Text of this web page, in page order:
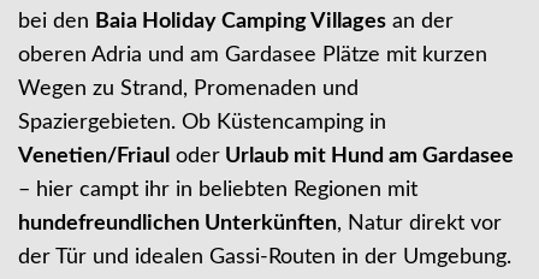
bei den Baia Holiday Camping Villages an der
oberen Adria und am Gardasee Plätze mit kurzen
Wegen zu Strand, Promenaden und
Spaziergebieten. Ob Küstencamping in
Venetien/Friaul oder Urlaub mit Hund am Gardasee
– hier campt ihr in beliebten Regionen mit
hundefreundlichen Unterkünften, Natur direkt vor
der Tür und idealen Gassi-Routen in der Umgebung.